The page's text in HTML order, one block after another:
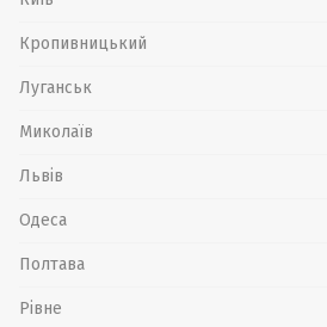
Кропивницький
Луганськ
Миколаїв
Львів
Одеса
Полтава
Рівне